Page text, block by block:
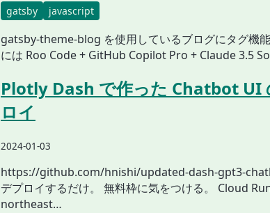
gatsby javascript
gatsby-theme-blog を使用しているブログにタグ機
には Roo Code + GitHub Copilot Pro + Claude 3.5
Plotly Dash で作った Chatbot UI
ロイ
2024-01-03
https://github.com/hnishi/updated-dash-gpt3-
デプロイするだけ。 無料枠に気をつける。 Cloud
northeast…